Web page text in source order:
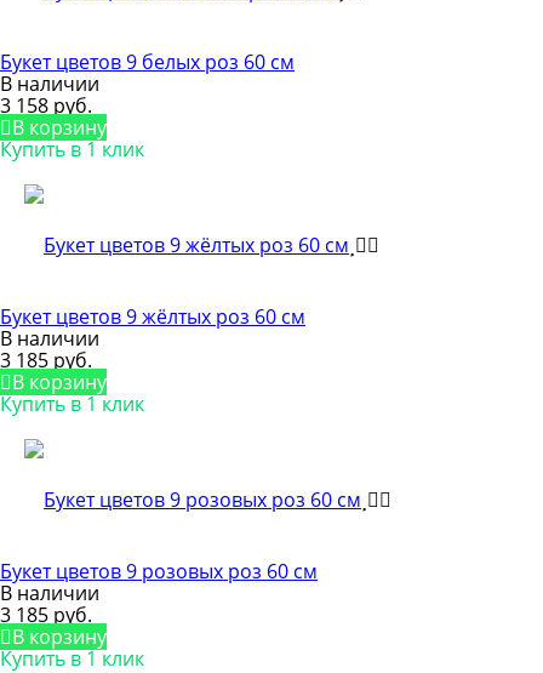
Букет цветов 9 белых роз 60 см
В наличии
3 158 руб.
В корзину
Купить в 1 клик
Букет цветов 9 жёлтых роз 60 см
В наличии
3 185 руб.
В корзину
Купить в 1 клик
Букет цветов 9 розовых роз 60 см
В наличии
3 185 руб.
В корзину
Купить в 1 клик